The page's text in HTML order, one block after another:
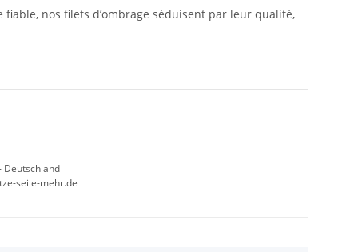
nos filets d’ombrage séduisent par leur qualité,
Deutschland
seile-mehr.de